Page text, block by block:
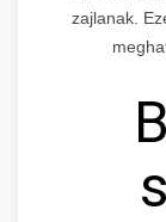
zajlanak.